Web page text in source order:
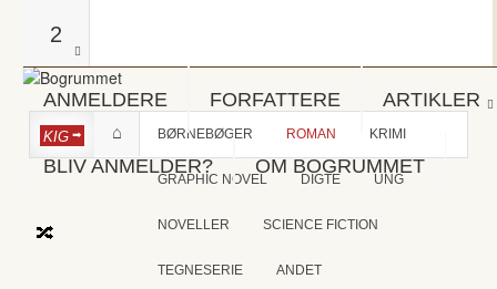
2
ANMELDERE FORFATTERE ARTIKLER
BLIV ANMELDER? OM BOGRUMMET
KIG BØRNEBØGER ROMAN KRIMI
GRAPHIC NOVEL DIGTE UNG
NOVELLER SCIENCE FICTION
TEGNESERIE ANDET